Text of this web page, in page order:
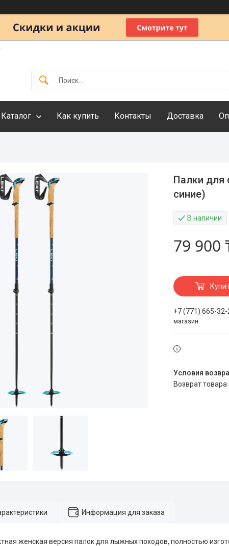
Каталог Как купить Контакты Доставка
Палки для
синие)
В наличии
79 900
+7 (771) 665-32-
магазин
возврат
Информация для заказа
женская версия палок для лыжных походов, полностью